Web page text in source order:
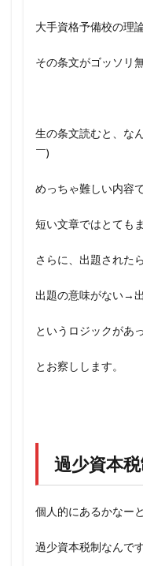
大手資格予備校の理
その条文がゴッソリ
生の条文読むと、な
￣)
めっちゃ難しい内容
短い文章ではとても
さらに、出題された
出題の意味がない→
というロジックがあ
とお察しします。
過少資本税
個人的にあるかなー
過少資本税制なんです